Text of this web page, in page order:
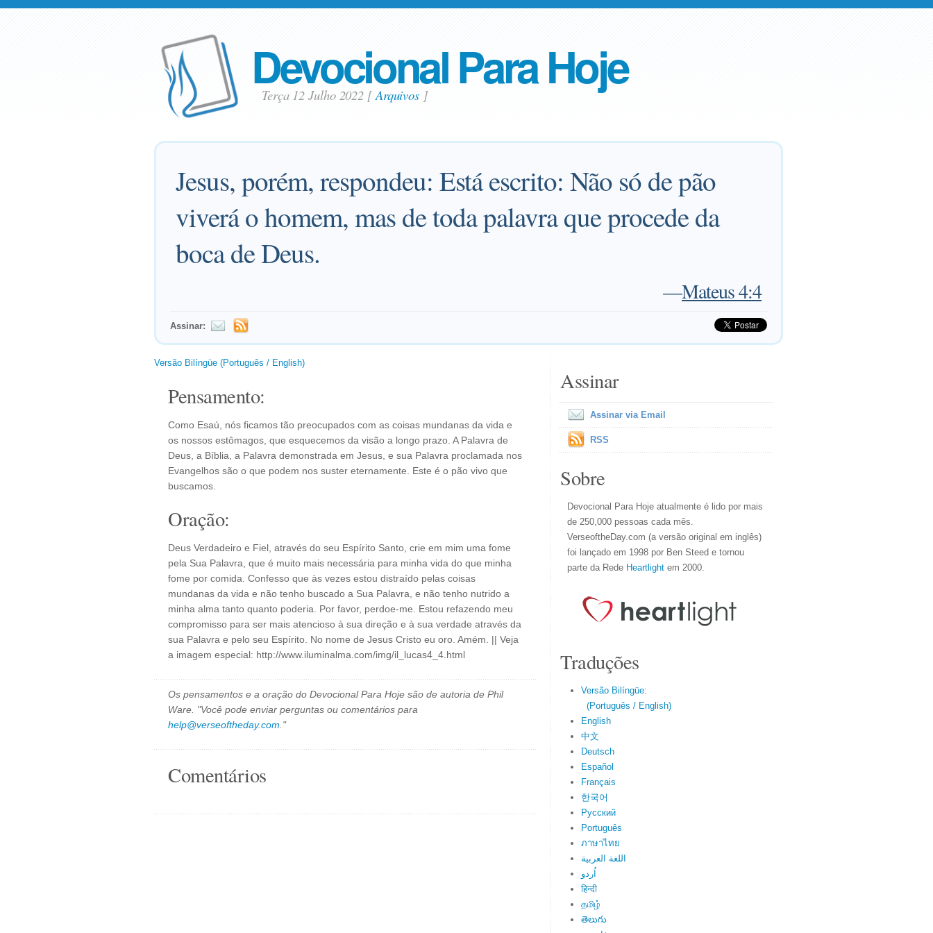
Devocional Para Hoje
Terça 12 Julho 2022 [Arquivos ]
Jesus, porém, respondeu: Está escrito: Não só de pão
viverá o homem, mas de toda palavra que procede da
boca de Deus.
—Mateus 4:4
Assinar:
Versão Bilíngüe (Português / English)
Pensamento:
Como Esaú, nós ficamos tão preocupados com as coisas mundanas da vida e
os nossos estômagos, que esquecemos da visão a longo prazo. A Palavra de
Deus, a Bíblia, a Palavra demonstrada em Jesus, e sua Palavra proclamada nos
Evangelhos são o que podem nos suster eternamente. Este é o pão vivo que
buscamos.
Oração:
Deus Verdadeiro e Fiel, através do seu Espírito Santo, crie em mim uma fome
pela Sua Palavra, que é muito mais necessária para minha vida do que minha
fome por comida. Confesso que às vezes estou distraído pelas coisas
mundanas da vida e não tenho buscado a Sua Palavra, e não tenho nutrido a
minha alma tanto quanto poderia. Por favor, perdoe-me. Estou refazendo meu
compromisso para ser mais atencioso à sua direção e à sua verdade através da
sua Palavra e pelo seu Espírito. No nome de Jesus Cristo eu oro. Amém. || Veja
a imagem especial: http://www.iluminalma.com/img/il_lucas4_4.html
Os pensamentos e a oração do Devocional Para Hoje são de autoria de Phil
Ware. "Você pode enviar perguntas ou comentários para
help@verseoftheday.com ."
Comentários
Assinar
Assinar via Email
RSS
Sobre
Devocional Para Hoje atualmente é lido por mais
de 250,000 pessoas cada mês.
VerseoftheDay.com (a versão original em inglês)
foi lançado em 1998 por Ben Steed e tornou
parte da Rede Heartlight em 2000.
Traduções
Versão Bilíngüe:
(Português / English)
English
中文
Deutsch
Español
Français
한국어
Русский
Português
ภาษาไทย
اللغة العربية
اُردو
हिन्दी
தமிழ்
తెలుగు